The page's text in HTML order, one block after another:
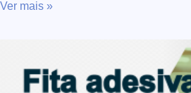
Ver mais »